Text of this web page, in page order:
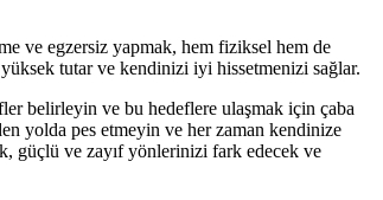
ve egzersiz yapmak, hem fiziksel hem de
yüksek tutar ve kendinizi iyi hissetmenizi sağlar.
belirleyin ve bu hedeflere ulaşmak için çaba
yolda pes etmeyin ve her zaman kendinize
güçlü ve zayıf yönlerinizi fark edecek ve